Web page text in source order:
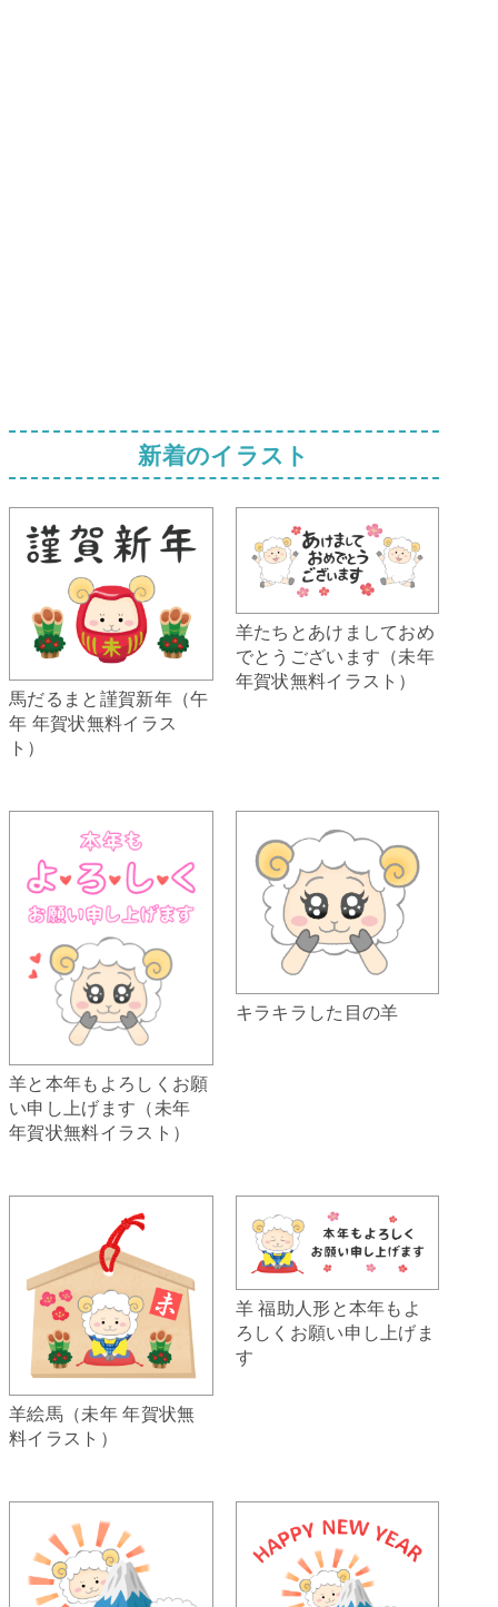
新着のイラスト
馬だるまと謹賀新年（午
年 年賀状無料イラス
ト）
羊たちとあけましておめ
でとうございます（未年
年賀状無料イラスト）
羊と本年もよろしくお願
い申し上げます（未年
年賀状無料イラスト）
キラキラした目の羊
羊絵馬（未年 年賀状無
料イラスト）
羊 福助人形と本年もよ
ろしくお願い申し上げま
す